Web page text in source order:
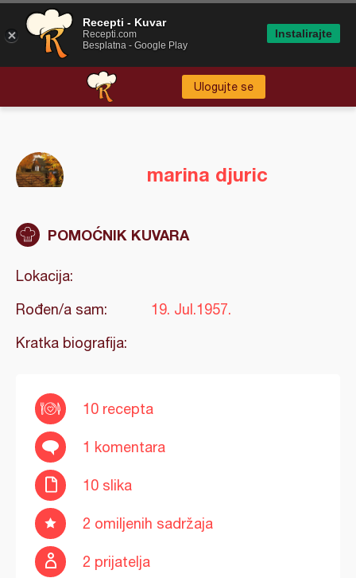
Ulogujte se
marina djuric
POMOĆNIK KUVARA
Lokacija:
Rođen/a sam:
19. Jul.1957.
Kratka biografija:
10 recepta
1 komentara
10 slika
2 omiljenih sadržaja
2 prijatelja
Recepti - Kuvar
Recepti.com
Besplatna - Google Play
Instalirajte